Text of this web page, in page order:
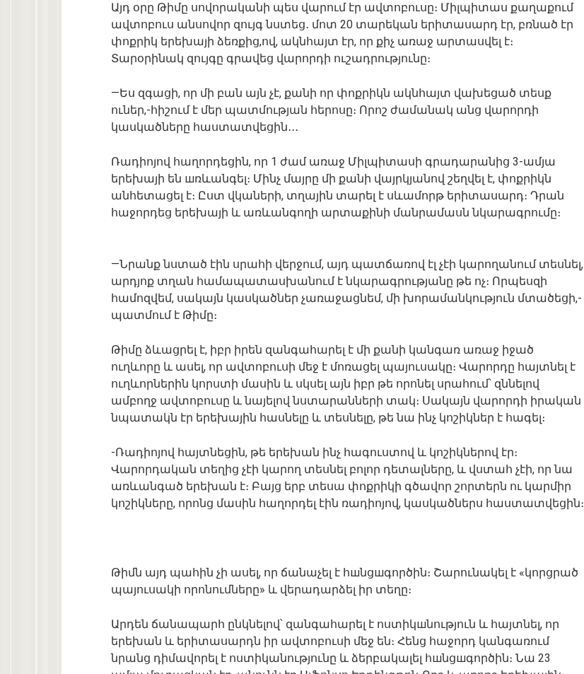
Այդ օրը Թիմը սովորականի պես վարում էր ավտոբուսը։ Միլպիտաս քաղաքում
ավտոբուս անսովոր զույգ նստեց․ մոտ 20 տարեկան երիտասարդ էր, բռնած էր
փոքրիկ երեխայի ձեռքից,ով, ակնհայտ էր, որ քիչ առաջ արտասվել է։
Տարօրինակ զույգը գրավեց վարորդի ուշադրությունը։
—Ես զգացի, որ մի բան այն չէ, քանի որ փոքրիկն ակնհայտ վախեցած տեսք
ուներ,-հիշում է մեր պատմության հերոսը։ Որոշ ժամանակ անց վարորդի
կասկածները հաստատվեցին․․․
Ռադիոյով հաղորդեցին, որ 1 ժամ առաջ Միլպիտասի գրադարանից 3-ամյա
երեխայի են шռևանգել։ Մինչ մայրը մի քանի վայրկյանով շեղվել է, փոքրիկն
անհետացել է։ Ըստ վկաների, տղային տարել է սևամորթ երիտասարդ։ Դրան
հաջորդեց երեխայի և առևանգողի արտաքինի մանրամասն նկարագրումը։
—Նրանք նստած էին սրահի վերջում, այդ պատճառով էլ չէի կարողանում տեսնել,
արդյոք տղան համապատասխանում է նկարագրությանը թե ոչ։ Որպեսզի
համոզվեմ, սակայն կասկածներ չառաջացնեմ, մի խորամանկություն մտածեցի,-
պատմում է Թիմը։
Թիմը ձևացրել է, իբր իրեն զանգահարել է մի քանի կանգառ առաջ իջած
ուղևորը և ասել, որ ավտոբուսի մեջ է մոռացել պայուսակը։ Վարորդը հայտնել է
ուղևորներին կորստի մասին և սկսել այն իբր թե որոնել սրահում՝ զննելով
ամբողջ ավտոբուսը և նայելով նստարանների տակ։ Սակայն վարորդի իրական
նպատակն էր երեխային հասնելը և տեսնելը, թե նա ինչ կոշիկներ է հագել։
-Ռադիոյով հայտնեցին, թե երեխան ինչ հագուստով և կոշիկներով էր։
Վարորդական տեղից չէի կարող տեսնել բոլոր դետալները, և վստահ չէի, որ նա
առևանգած երեխան է։ Բայց երբ տեսա փոքրիկի գծավոր շորտերն ու կարմիր
կոշիկները, որոնց մասին հաղորդել էին ռադիոյով, կասկածներս հաստատվեցին։
Թիմն այդ պահին չի ասել, որ ճանաչել է հшնցшգործին։ Շարունակել է «կորցրած
պայուսակի որոնումները» և վերադարձել իր տեղը։
Արդեն ճանապարհ ընկնելով՝ զանգահարել է ոստիկшնություն և հայտնել, որ
երեխան և երիտասարդն իր ավտոբուսի մեջ են։ Հենց հաջորդ կանգառում
նրանց դիմավորել է ոստիկանությունը և ձերբակալել հшնցшգործին։ Նա 23